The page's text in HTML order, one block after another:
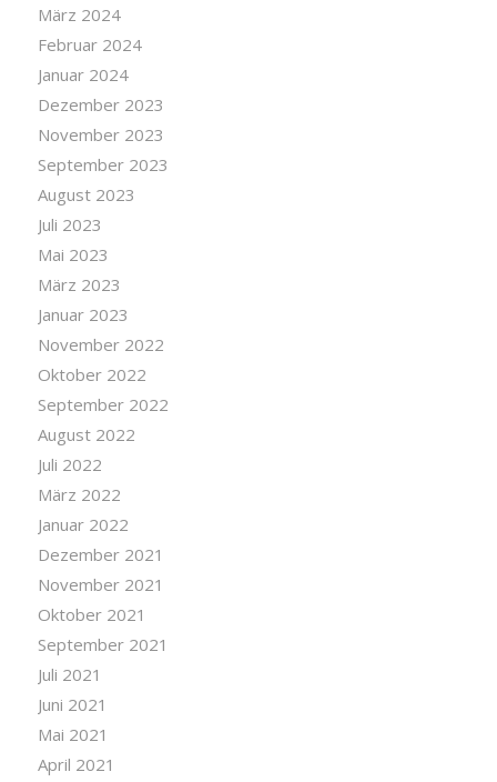
März 2024
Februar 2024
Januar 2024
Dezember 2023
November 2023
September 2023
August 2023
Juli 2023
Mai 2023
März 2023
Januar 2023
November 2022
Oktober 2022
September 2022
August 2022
Juli 2022
März 2022
Januar 2022
Dezember 2021
November 2021
Oktober 2021
September 2021
Juli 2021
Juni 2021
Mai 2021
April 2021